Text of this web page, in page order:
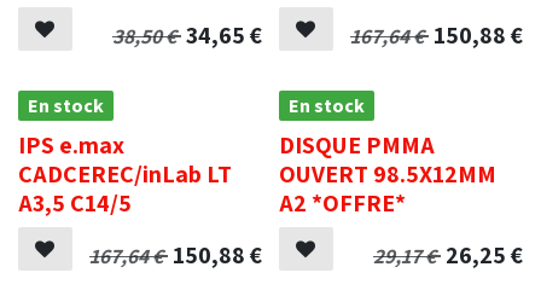
38,50€ 34,65€ 167,64€ 150,88€
En stock
IPS e.max
CADCEREC/inLab LT
A3,5 C14/5
167,64€ 150,88€
En stock
DISQUE PMMA
OUVERT 98.5X12MM
A2 *OFFRE*
29,17€ 26,25€